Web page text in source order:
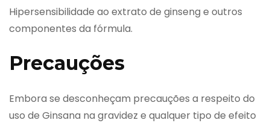
Hipersensibilidade ao extrato de ginseng e outros
componentes da fórmula.
Precauções
Embora se desconheçam precauções a respeito do
uso de Ginsana na gravidez e qualquer tipo de efeito